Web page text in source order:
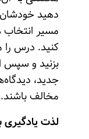
دهید خودشان
مسیر انتخاب
کنید. درس را
بزنید و سپس
جدید،
مخالف باشند.
لذت